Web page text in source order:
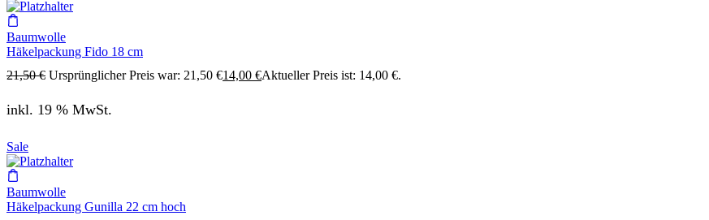
Baumwolle
Häkelpackung Fido 18 cm
21,50€ Ursprünglicher Preis war: 21,50 €14,00 €Aktueller Preis ist: 14,00 €.
inkl. 19 % MwSt.
Sale
Baumwolle
Häkelpackung Gunilla 22 cm hoch